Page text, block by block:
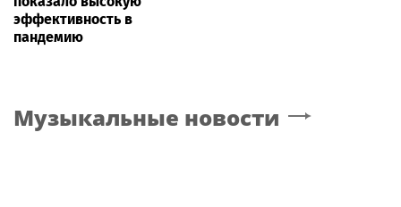
эффективность в
пандемию
Музыкальные новости